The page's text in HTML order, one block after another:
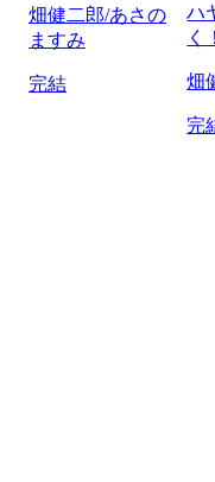
畑健二郎/あさの
ますみ
完結
ハ
く
畑
完